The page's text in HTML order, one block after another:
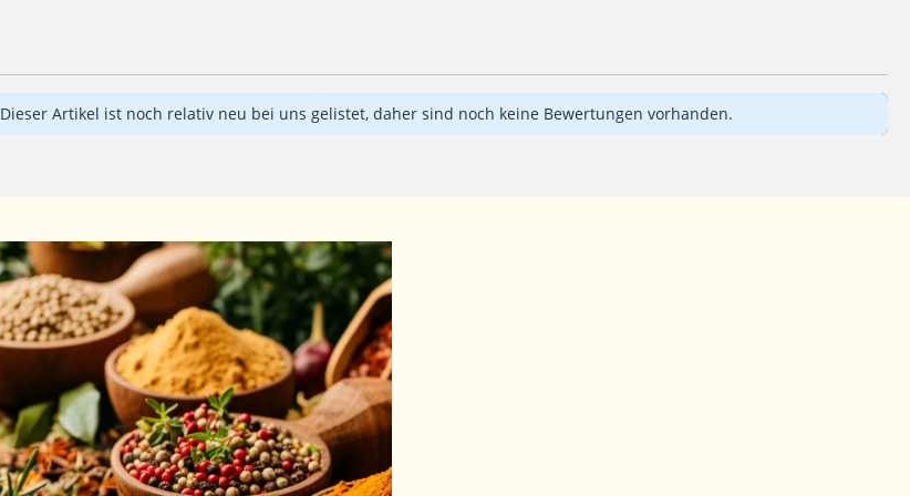
Dieser Artikel ist noch relativ neu bei uns gelistet, daher sind noch keine Bewertungen vorhanden.